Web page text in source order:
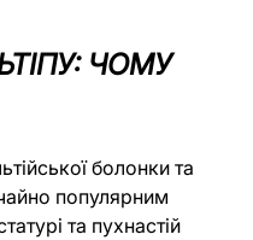
ЧОМУ
болонки та
популярним
та пухнастій